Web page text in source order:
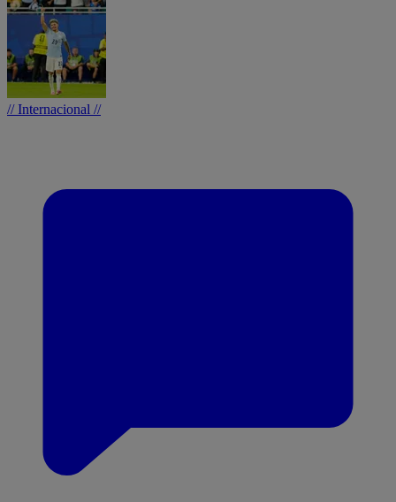
// Internacional //